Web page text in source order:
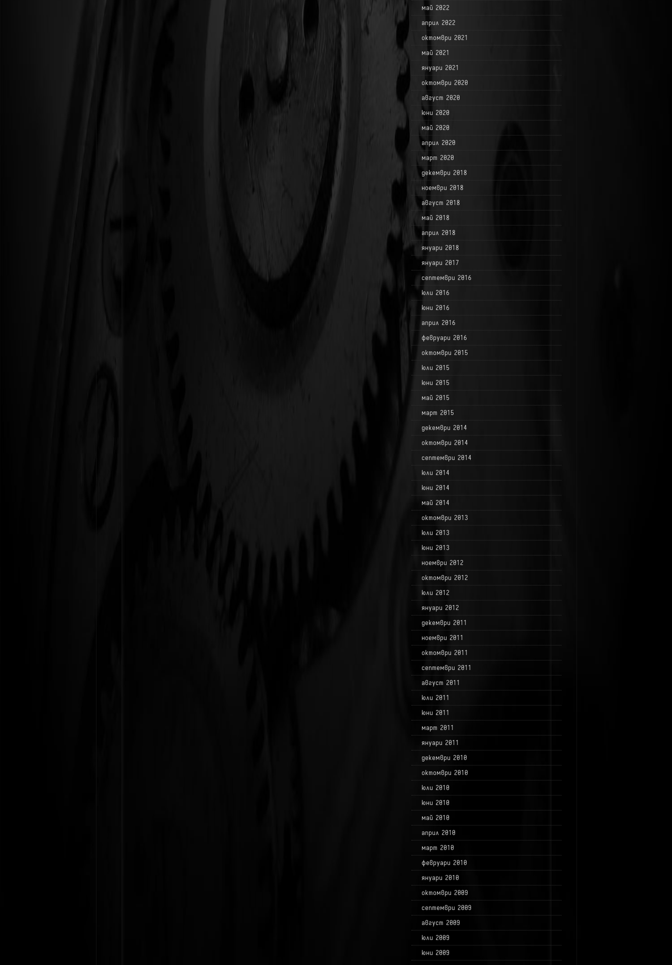
май 2022
април 2022
октомври 2021
май 2021
януари 2021
октомври 2020
август 2020
юни 2020
май 2020
април 2020
март 2020
декември 2018
ноември 2018
август 2018
май 2018
април 2018
януари 2018
януари 2017
септември 2016
юли 2016
юни 2016
април 2016
февруари 2016
октомври 2015
юли 2015
юни 2015
май 2015
март 2015
декември 2014
октомври 2014
септември 2014
юли 2014
юни 2014
май 2014
октомври 2013
юли 2013
юни 2013
ноември 2012
октомври 2012
юли 2012
януари 2012
декември 2011
ноември 2011
октомври 2011
септември 2011
август 2011
юли 2011
юни 2011
март 2011
януари 2011
декември 2010
октомври 2010
юли 2010
юни 2010
май 2010
април 2010
март 2010
февруари 2010
януари 2010
октомври 2009
септември 2009
август 2009
юли 2009
юни 2009